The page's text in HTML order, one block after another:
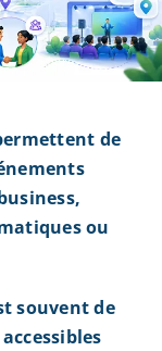
de
ou
souvent de